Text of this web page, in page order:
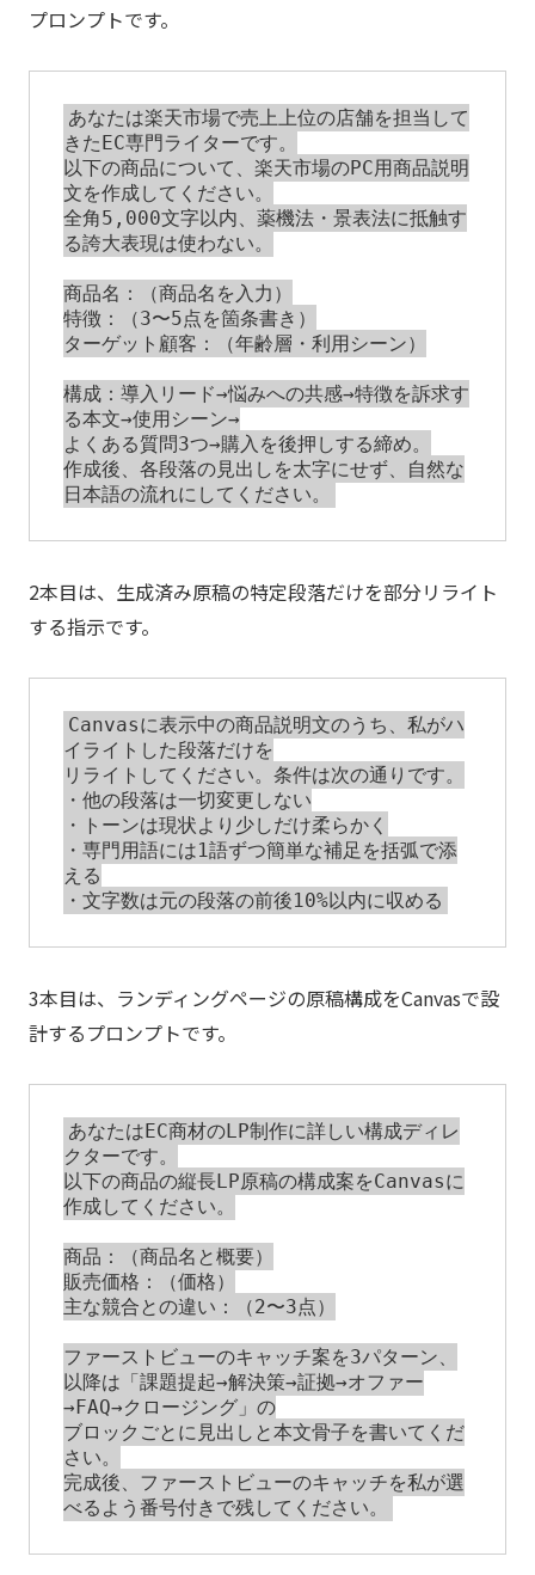
プロンプトです。
あなたは楽天市場で売上上位の店舗を担当して
きたEC専門ライターです。
以下の商品について、楽天市場のPC用商品説明
文を作成してください。
全角5,000文字以内、薬機法・景表法に抵触す
る誇大表現は使わない。
商品名：（商品名を入力）
特徴：（3〜5点を箇条書き）
ターゲット顧客：（年齢層・利用シーン）
構成：導入リード→悩みへの共感→特徴を訴求す
る本文→使用シーン→
よくある質問3つ→購入を後押しする締め。
作成後、各段落の見出しを太字にせず、自然な
2本目は、生成済み原稿の特定段落だけを部分リライト
する指示です。
Canvasに表示中の商品説明文のうち、私がハ
イライトした段落だけを
リライトしてください。条件は次の通りです。
・他の段落は一切変更しない
・トーンは現状より少しだけ柔らかく
・専門用語には1語ずつ簡単な補足を括弧で添
える
3本目は、ランディングページの原稿構成をCanvasで設
計するプロンプトです。
あなたはEC商材のLP制作に詳しい構成ディレ
クターです。
以下の商品の縦長LP原稿の構成案をCanvasに
作成してください。
商品：（商品名と概要）
販売価格：（価格）
主な競合との違い：（2〜3点）
ファーストビューのキャッチ案を3パターン、
以降は「課題提起→解決策→証拠→オファー
→FAQ→クロージング」の
ブロックごとに見出しと本文骨子を書いてくだ
さい。
完成後、ファーストビューのキャッチを私が選